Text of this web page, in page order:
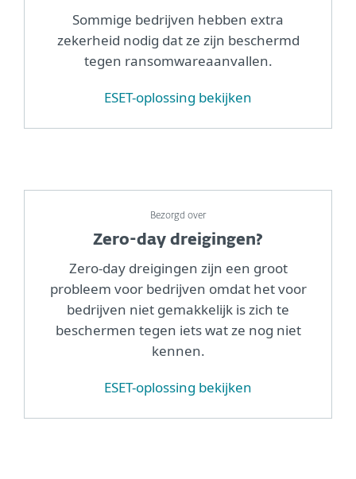
Sommige bedrijven hebben extra
zekerheid nodig dat ze zijn beschermd
tegen ransomwareaanvallen.
ESET-oplossing bekijken
Bezorgd over
Zero-day dreigingen?
Zero-day dreigingen zijn een groot
probleem voor bedrijven omdat het voor
bedrijven niet gemakkelijk is zich te
beschermen tegen iets wat ze nog niet
kennen.
ESET-oplossing bekijken